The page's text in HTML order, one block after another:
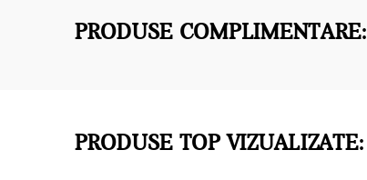
PRODUSE COMPLIMENTARE:
PRODUSE TOP VIZUALIZATE: